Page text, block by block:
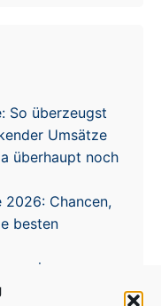
So überzeugst
Umsätze
überhaupt noch
Chancen,
besten
meine